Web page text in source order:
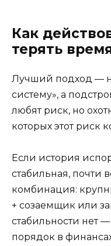
Как
терять
Лучший подход —
систему», а
любят риск, но
которых этот риск
Если история
стабильная, почти
комбинация:
+ созаемщик или
стабильности нет
порядок в